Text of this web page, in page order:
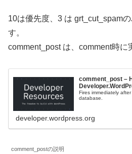
        }
}
10は優先度、3 は grt_cut_spam
す。
comment_post は、comment時に
comment_post –
Fires immediately
database.
developer.wordpress.org
comment_postの説明